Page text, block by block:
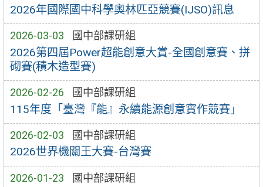
2026年國際國中科學奧林匹亞競賽(IJSO)訊息
2026-03-03 國中部課研組
2026第四屆Power超能創意大賞-全國創意賽、拼
砌賽(積木造型賽)
2026-02-26 國中部課研組
115年度「臺灣『能』永續能源創意實作競賽」
2026-02-03 國中部課研組
2026世界機關王大賽-台灣賽
2026-01-23 國中部課研組